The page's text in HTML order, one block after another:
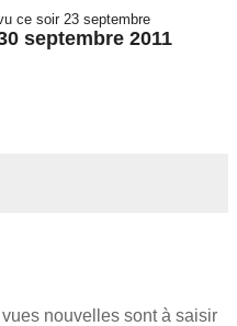
ce soir 23 septembre
septembre 2011
nouvelles sont à saisir